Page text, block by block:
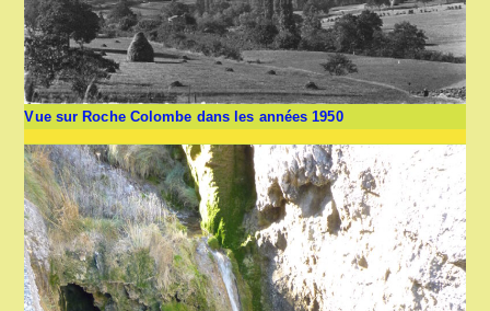
Vue sur Roche Colombe dans les années 1950